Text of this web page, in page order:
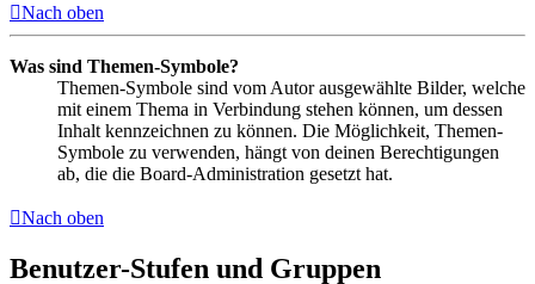
Nach oben
Was sind Themen-Symbole?
Themen-Symbole sind vom Autor ausgewählte Bilder, welche
mit einem Thema in Verbindung stehen können, um dessen
Inhalt kennzeichnen zu können. Die Möglichkeit, Themen-
Symbole zu verwenden, hängt von deinen Berechtigungen
ab, die die Board-Administration gesetzt hat.
Nach oben
Benutzer-Stufen und Gruppen